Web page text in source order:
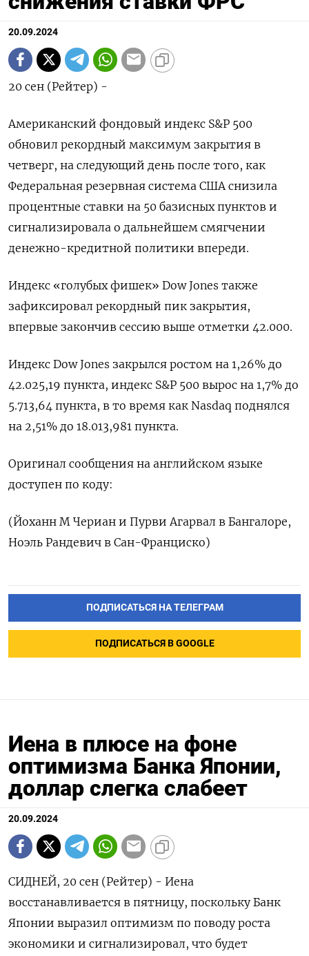
20.09.2024
20 сен (Рейтер) -
Американский фондовый индекс S&P 500
обновил рекордный максимум закрытия в
четверг, на следующий день после того, как
Федеральная резервная система США снизила
процентные ставки на 50 базисных пунктов и
сигнализировала о дальнейшем смягчении
денежно-кредитной политики впереди.
Индекс «голубых фишек» Dow Jones также
зафиксировал рекордный пик закрытия,
впервые закончив сессию выше отметки 42.000.
Индекс Dow Jones закрылся ростом на 1,26% до
42.025,19 пункта, индекс S&P 500 вырос на 1,7% до
5.713,64 пункта​, в то время как ​Nasdaq поднялся
на 2,51% до 18.013,981 пункта​.
Оригинал сообщения на английском языке
доступен по коду:
(Йоханн М Чериан и Пурви Агарвал в Бангалоре,
Ноэль Рандевич в Сан-Франциско)
ПОДПИСАТЬСЯ НА ТЕЛЕГРАМ
ПОДПИСАТЬСЯ В GOOGLE
Иена в плюсе на фоне
оптимизма Банка Японии,
доллар слегка слабеет
20.09.2024
СИДНЕЙ, 20 сен (Рейтер) - Иена
восстанавливается в пятницу, поскольку Банк
Японии выразил оптимизм по поводу роста
экономики и сигнализировал, что будет